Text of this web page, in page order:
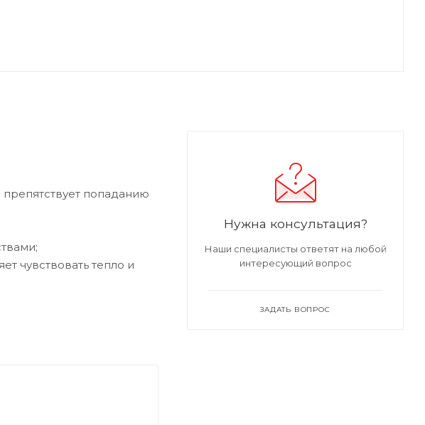
попаданию
чувствовать тепло и
Нужна консультация?
Наши специалисты ответят на любой
интересующий вопрос
ЗАДАТЬ ВОПРОС